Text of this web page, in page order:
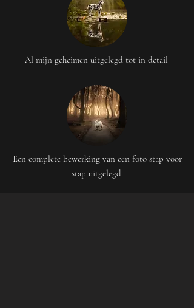
Al mijn geheimen uitgelegd tot in detail
Een complete bewerking van een foto stap voor
stap uitgelegd.